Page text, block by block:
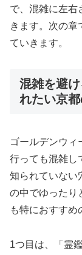
で、混雑に左右
きます。次の章
ていきます。
混雑を避
れたい京
ゴールデンウィ
行っても混雑し
知られていない
の中でゆったり
も特におすすめ
1つ目は、「霊